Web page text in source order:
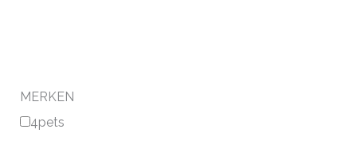
MERKEN
4pets